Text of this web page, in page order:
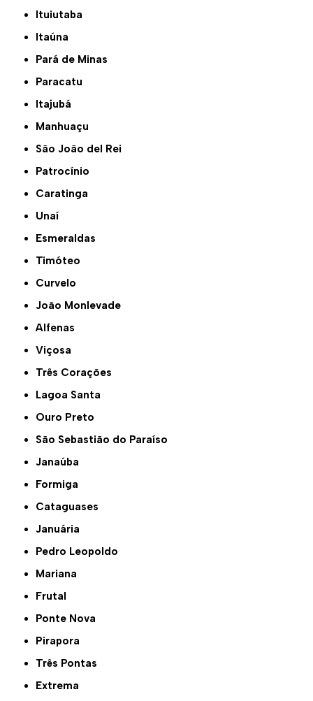
Ituiutaba
Itaúna
Pará de Minas
Paracatu
Itajubá
Manhuaçu
São João del Rei
Patrocínio
Caratinga
Unaí
Esmeraldas
Timóteo
Curvelo
João Monlevade
Alfenas
Viçosa
Três Corações
Lagoa Santa
Ouro Preto
São Sebastião do Paraíso
Janaúba
Formiga
Cataguases
Januária
Pedro Leopoldo
Mariana
Frutal
Ponte Nova
Pirapora
Três Pontas
Extrema